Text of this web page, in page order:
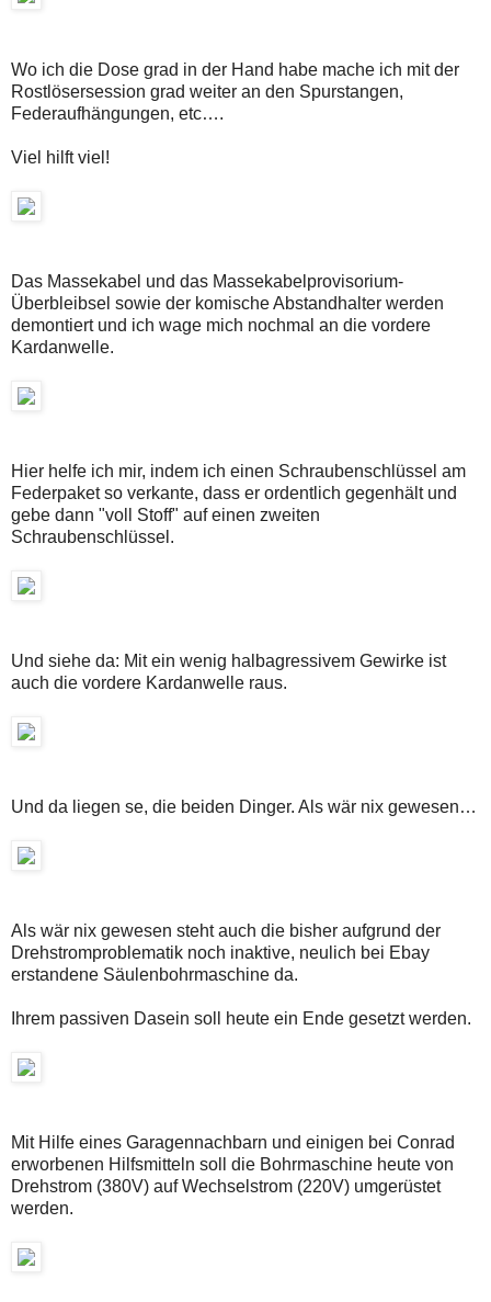
Wo ich die Dose grad in der Hand habe mache ich mit der
Rostlösersession grad weiter an den Spurstangen,
Federaufhängungen, etc….
Viel hilft viel!
Das Massekabel und das Massekabelprovisorium-
Überbleibsel sowie der komische Abstandhalter werden
demontiert und ich wage mich nochmal an die vordere
Kardanwelle.
Hier helfe ich mir, indem ich einen Schraubenschlüssel am
Federpaket so verkante, dass er ordentlich gegenhält und
gebe dann "voll Stoff" auf einen zweiten
Schraubenschlüssel.
Und siehe da: Mit ein wenig halbagressivem Gewirke ist
auch die vordere Kardanwelle raus.
Und da liegen se, die beiden Dinger. Als wär nix gewesen…
Als wär nix gewesen steht auch die bisher aufgrund der
Drehstromproblematik noch inaktive, neulich bei Ebay
erstandene Säulenbohrmaschine da.
Ihrem passiven Dasein soll heute ein Ende gesetzt werden.
Mit Hilfe eines Garagennachbarn und einigen bei Conrad
erworbenen Hilfsmitteln soll die Bohrmaschine heute von
Drehstrom (380V) auf Wechselstrom (220V) umgerüstet
werden.